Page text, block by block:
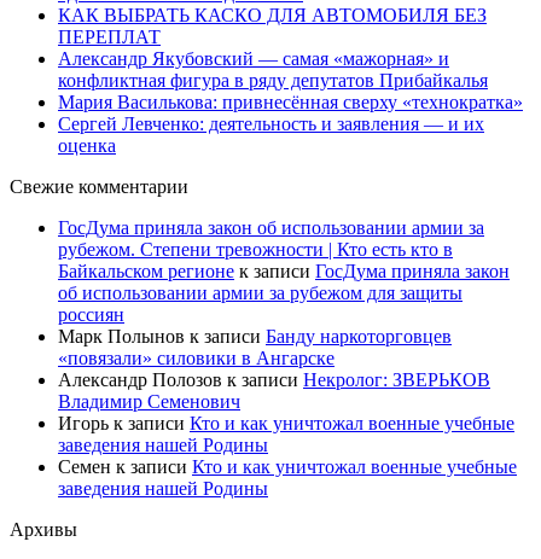
КАК ВЫБРАТЬ КАСКО ДЛЯ АВТОМОБИЛЯ БЕЗ
ПЕРЕПЛАТ
Александр Якубовский — самая «мажорная» и
конфликтная фигура в ряду депутатов Прибайкалья
Мария Василькова: привнесённая сверху «технократка»
Сергей Левченко: деятельность и заявления — и их
оценка
Свежие комментарии
ГосДума приняла закон об использовании армии за
рубежом. Степени тревожности | Кто есть кто в
Байкальском регионе к записи ГосДума приняла закон
об использовании армии за рубежом для защиты
россиян
Марк Полынов к записи Банду наркоторговцев
«повязали» силовики в Ангарске
Александр Полозов к записи Некролог: ЗВЕРЬКОВ
Владимир Семенович
Игорь к записи Кто и как уничтожал военные учебные
заведения нашей Родины
Семен к записи Кто и как уничтожал военные учебные
заведения нашей Родины
Архивы